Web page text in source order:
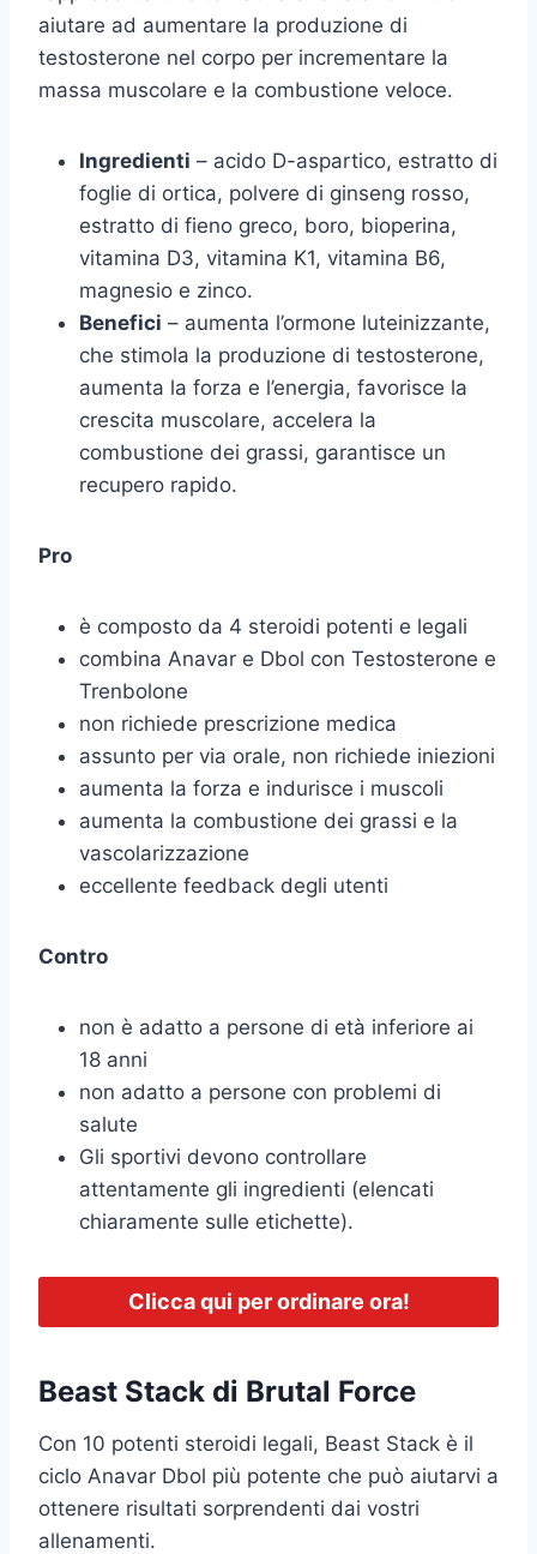
aiutare ad aumentare la produzione di
testosterone nel corpo per incrementare la
massa muscolare e la combustione veloce.
Ingredienti – acido D-aspartico, estratto di
foglie di ortica, polvere di ginseng rosso,
estratto di fieno greco, boro, bioperina,
vitamina D3, vitamina K1, vitamina B6,
magnesio e zinco.
Benefici – aumenta l’ormone luteinizzante,
che stimola la produzione di testosterone,
aumenta la forza e l’energia, favorisce la
crescita muscolare, accelera la
combustione dei grassi, garantisce un
recupero rapido.
Pro
è composto da 4 steroidi potenti e legali
combina Anavar e Dbol con Testosterone e
Trenbolone
non richiede prescrizione medica
assunto per via orale, non richiede iniezioni
aumenta la forza e indurisce i muscoli
aumenta la combustione dei grassi e la
vascolarizzazione
eccellente feedback degli utenti
Contro
non è adatto a persone di età inferiore ai
18 anni
non adatto a persone con problemi di
salute
Gli sportivi devono controllare
attentamente gli ingredienti (elencati
chiaramente sulle etichette).
Clicca qui per ordinare ora!
Beast Stack di Brutal Force
Con 10 potenti steroidi legali, Beast Stack è il
ciclo Anavar Dbol più potente che può aiutarvi a
ottenere risultati sorprendenti dai vostri
allenamenti.